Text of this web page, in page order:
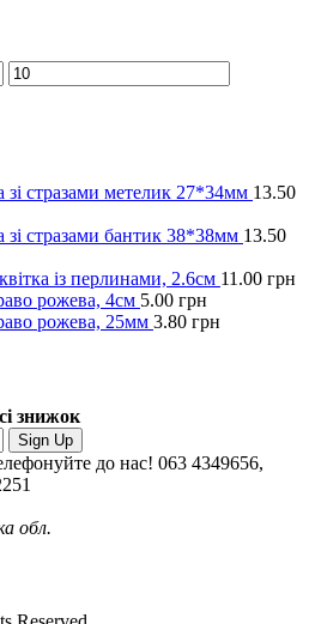
стразами метелик 27*34мм 13.50
стразами бантик 38*38мм 13.50
із перлинами, 2.6см 11.00 грн
рожева, 4см 5.00 грн
рожева, 25мм 3.80 грн
знижок
Sign Up
до нас! 063 4349656,
обл.